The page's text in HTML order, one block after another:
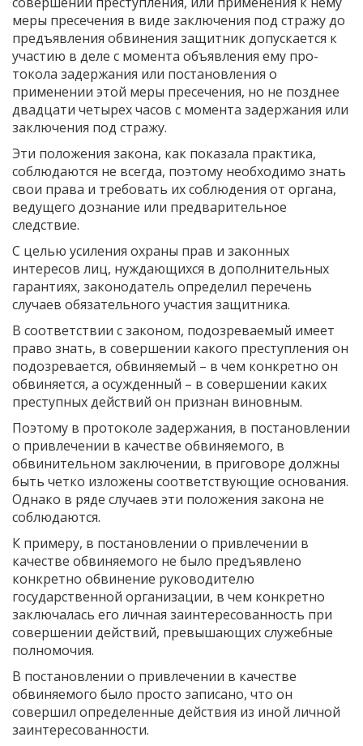
меры пресечения в виде заключения под стражу до
предъявления обвинения защитник допускается к
участию в деле с момента объявления ему про­
токола задержания или постановления о
применении этой меры пресече­ния, но не позднее
двадцати четырех часов с момента задержания или
заключения под стражу.
Эти положения закона, как показала практика,
соблюдаются не всегда, поэтому необходимо знать
свои права и требовать их соблюдения от органа,
ведущего дознание или предварительное
следствие.
С целью усиления охраны прав и законных
интересов лиц, нуждающихся в дополнительных
гарантиях, законодатель опреде­лил перечень
случаев обязательного участия защитника.
В соответствии с законом, подозреваемый имеет
право знать, в совершении какого преступления он
подозревается, обвиняемый – в чем конкретно он
обвиняется, а осужденный – в совершении каких
преступных действий он признан виновным.
Поэтому в протоколе задержания, в постановлении
о привлечении в качестве обвиняемого, в
обвинительном заключении, в приговоре должны
быть четко изложены соответствующие основания.
Однако в ряде случаев эти положения закона не
соблюдаются.
К примеру, в постановлении о привлечении в
качестве обвиняемого не было предъявлено
конкретно обвинение руководителю
государственной организации, в чем конкретно
заключалась его личная заинтересованность при
совершении действий, превышающих служебные
полномочия.
В постановлении о привлечении в качестве
обвиняемого было просто записано, что он
совершил определенные действия из иной личной
заинтересованности.